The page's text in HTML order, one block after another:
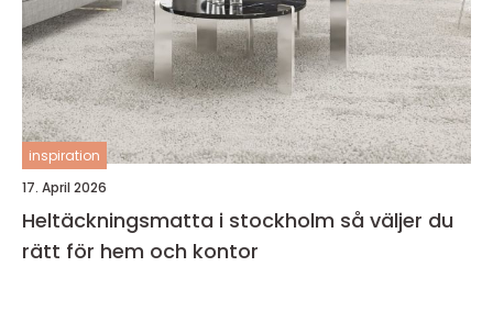
inspiration
17. April 2026
Heltäckningsmatta i stockholm så väljer du
rätt för hem och kontor